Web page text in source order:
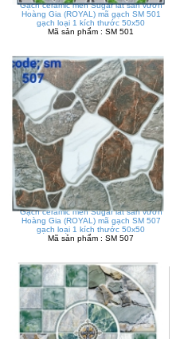
Gạch ceramic men Sugar lát sân vườn
Hoàng Gia (ROYAL) mã gạch SM 501
gạch loại 1 kích thước 50x50
Mã sản phẩm : SM 501
Gạch ceramic men Sugar lát sân vườn
Hoàng Gia (ROYAL) mã gạch SM 507
gạch loại 1 kích thước 50x50
Mã sản phẩm : SM 507